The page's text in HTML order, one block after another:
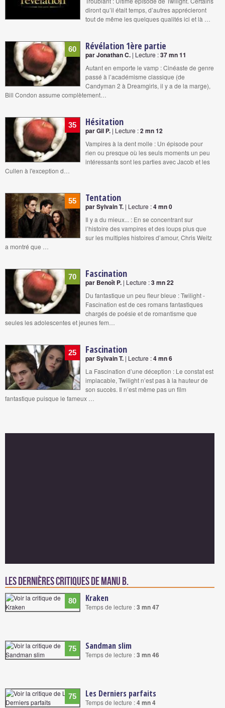
diront qu’il était temps, d’autres apprécieront
tout de même les quelques qualités ici et là …
60 Révélation 1ère partie
par Jonathan C. | Lecture :37 mn 11
Autant en emporte le vamp : Cinéaste de genre
passé à l’académisme classique (de
Candyman 2 à Dreamgirls, il y a de la marge),
Bill Condon assume complètement…
35 Hésitation
par Gil P. | Lecture :2 mn 12
Vampires à la dent molle : Un épisode pour
rien ou presque où les seuls moments un peu
intéressants sont les parties avec Jacob et les
Cullen à l'exception d…
55 Tentation
par Sylvain T. | Lecture :4 mn 0
Il y a du mieux... : En se concentrant sur
l’histoire des vampires et des loups plus que
sur les multiples histoires d’amour, Chris Weitz
a montré que …
70 Fascination
par Benoît P. | Lecture :3 mn 22
Du fantastique un peu fleur bleue : Twilight -
Fascination est de ces romans fantastiques
chargés de poésie et de romantisme que
seules les adolescentes et jeunes fem…
25 Fascination
par Sylvain T. | Lecture :4 mn 6
La Fascination d’une déception : Le constat est
implacable, Twilight n’est pas à la hauteur de
son succès. Il n’est même pas un film
fantastique puisque le fameux …
Les dernières critiques de Manu B.
80 Kraken
Temps de lecture :3 mn 47
75 Sandman slim
Temps de lecture :3 mn 46
75 Les Derniers parfaits
Temps de lecture :4 mn 4